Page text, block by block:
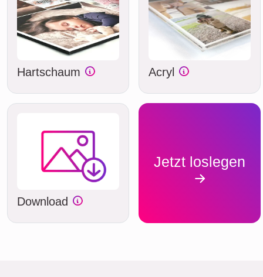
Hartschaum Acryl
Download
Jetzt loslegen